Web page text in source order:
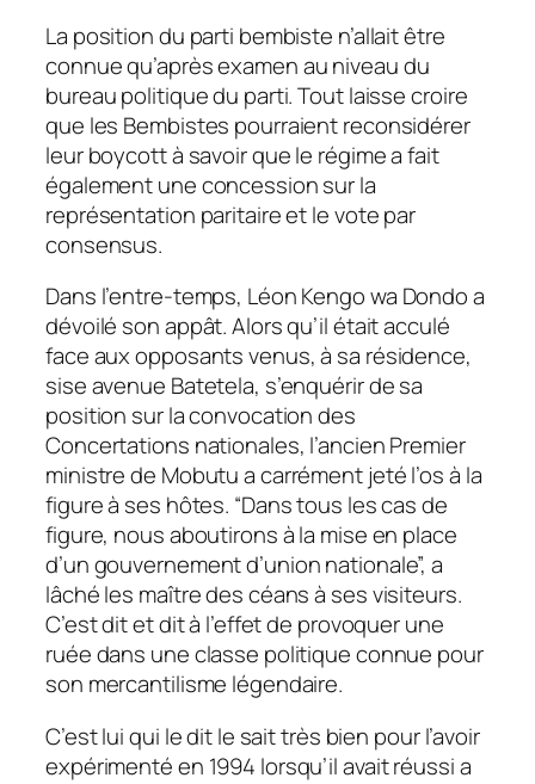
La position du parti bembiste n’allait être
connue qu’après examen au niveau du
bureau politique du parti. Tout laisse croire
que les Bembistes pourraient reconsidérer
leur boycott à savoir que le régime a fait
également une concession sur la
représentation paritaire et le vote par
consensus.
Dans l’entre-temps, Léon Kengo wa Dondo a
dévoilé son appât. Alors qu’il était acculé
face aux opposants venus, à sa résidence,
sise avenue Batetela, s’enquérir de sa
position sur la convocation des
Concertations nationales, l’ancien Premier
ministre de Mobutu a carrément jeté l’os à la
figure à ses hôtes. “Dans tous les cas de
figure, nous aboutirons à la mise en place
d’un gouvernement d’union nationale”, a
lâché les maître des céans à ses visiteurs.
C’est dit et dit à l’effet de provoquer une
ruée dans une classe politique connue pour
son mercantilisme légendaire.
C’est lui qui le dit le sait très bien pour l’avoir
expérimenté en 1994 lorsqu’il avait réussi a